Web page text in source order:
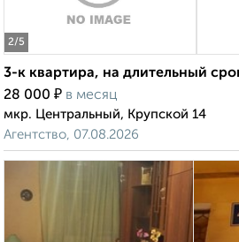
2/5
3-к квартира, на длительный
28 000 ₽ в месяц
мкр. Центральный, Крупской 14
Агентство, 07.08.2026